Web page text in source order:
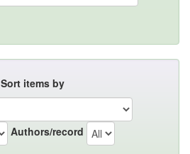
Sort items by
Authors/record